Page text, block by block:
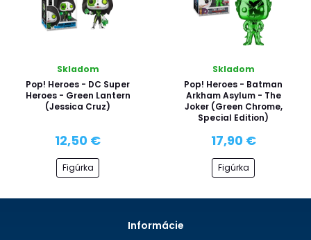
Skladom
Pop! Heroes - DC Super
Heroes - Green Lantern
(Jessica Cruz)
12,50 €
Figúrka
Skladom
Pop! Heroes - Batman
Arkham Asylum - The
Joker (Green Chrome,
Special Edition)
17,90 €
Figúrka
Informácie